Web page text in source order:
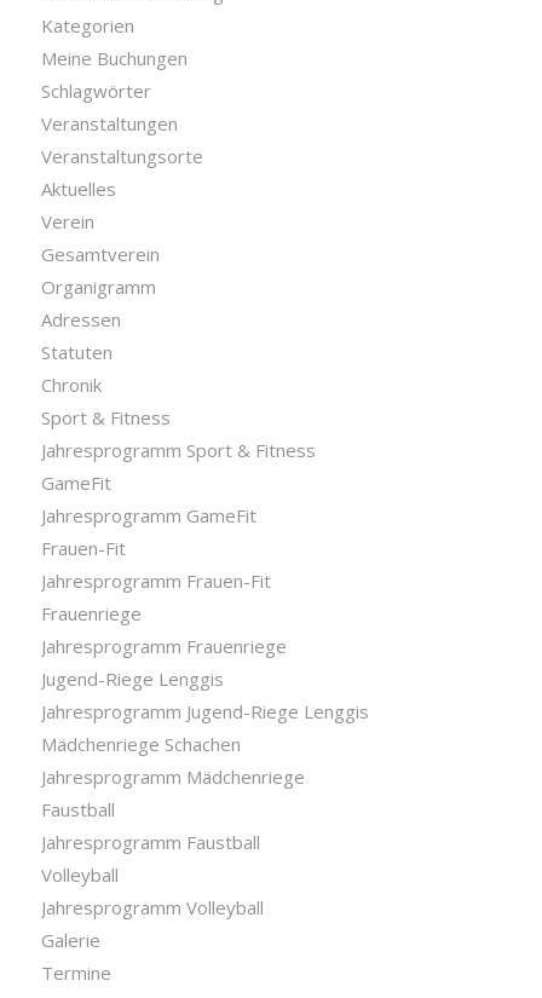
Kategorien
Meine Buchungen
Schlagwörter
Veranstaltungen
Veranstaltungsorte
Aktuelles
Verein
Gesamtverein
Organigramm
Adressen
Statuten
Chronik
Sport & Fitness
Jahresprogramm Sport & Fitness
GameFit
Jahresprogramm GameFit
Frauen-Fit
Jahresprogramm Frauen-Fit
Frauenriege
Jahresprogramm Frauenriege
Jugend-Riege Lenggis
Jahresprogramm Jugend-Riege Lenggis
Mädchenriege Schachen
Jahresprogramm Mädchenriege
Faustball
Jahresprogramm Faustball
Volleyball
Jahresprogramm Volleyball
Galerie
Termine